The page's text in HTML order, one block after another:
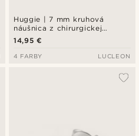
Huggie | 7 mm kruhová
náušnica z chirurgickej
nehrdzavejúcej ocele
14,95 €
4 FARBY LUCLEON